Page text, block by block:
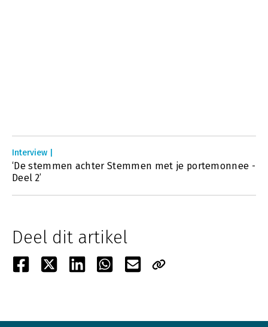
Interview |
‘De stemmen achter Stemmen met je portemonnee -
Deel 2’
Deel dit artikel